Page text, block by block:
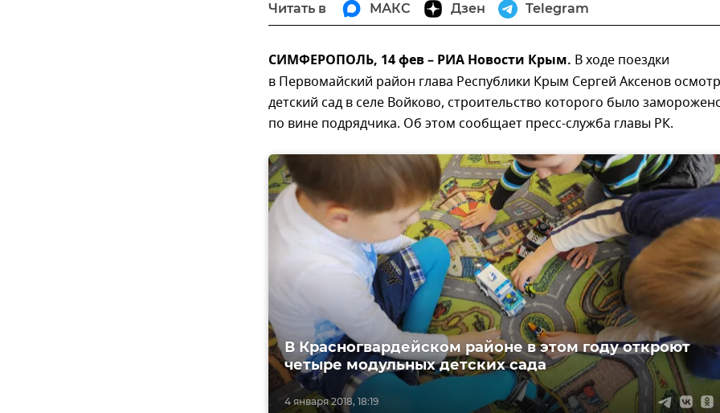
Читать в МАКС Дзен Telegram
СИМФЕРОПОЛЬ, 14 фев – РИА Новости Крым. В ходе поездки
в Первомайский район глава Республики Крым Сергей Аксенов
детский сад в селе Войково, строительство которого было
по вине подрядчика. Об этом сообщает пресс-служба главы РК.
4 января 2018, 18:19
В Красногвардейском районе в этом году откроют
четыре модульных детских сада